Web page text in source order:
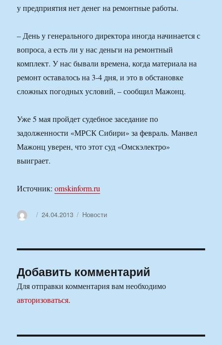
у предприятия нет денег на ремонтные работы.
– День у генерального директора иногда начинается с
вопроса, а есть ли у нас деньги на ремонтный
комплект. У нас бывали времена, когда материала на
ремонт оставалось на 3-4 дня, и это в обстановке
сложных погодных условий, – сообщил Мажонц.
Уже 5 мая пройдет судебное заседание по
задолженности «МРСК Сибири» за февраль. Манвел
Мажонц уверен, что этот суд «Омскэлектро»
выиграет.
Источник:omskinform.ru
АвторОпубликовано
24.04.2013 Рубрики
Новости
Добавить комментарий
Для отправки комментария вам необходимо
авторизоваться.